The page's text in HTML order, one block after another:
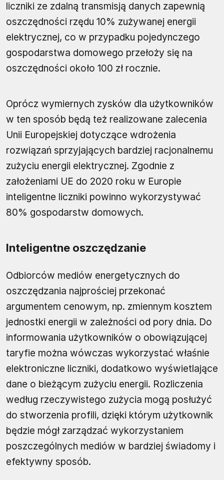
liczniki ze zdalną transmisją danych zapewnią
oszczędności rzędu 10% zużywanej energii
elektrycznej, co w przypadku pojedynczego
gospodarstwa domowego przełoży się na
oszczędności około 100 zł rocznie.
Oprócz wymiernych zysków dla użytkowników
w ten sposób będą też realizowane zalecenia
Unii Europejskiej dotyczące wdrożenia
rozwiązań sprzyjających bardziej racjonalnemu
zużyciu energii elektrycznej. Zgodnie z
założeniami UE do 2020 roku w Europie
inteligentne liczniki powinno wykorzystywać
80% gospodarstw domowych.
Inteligentne oszczędzanie
Odbiorców mediów energetycznych do
oszczędzania najprościej przekonać
argumentem cenowym, np. zmiennym kosztem
jednostki energii w zależności od pory dnia. Do
informowania użytkowników o obowiązującej
taryfie można wówczas wykorzystać właśnie
elektroniczne liczniki, dodatkowo wyświetlające
dane o bieżącym zużyciu energii. Rozliczenia
według rzeczywistego zużycia mogą posłużyć
do stworzenia profili, dzięki którym użytkownik
będzie mógł zarządzać wykorzystaniem
poszczególnych mediów w bardziej świadomy i
efektywny sposób.